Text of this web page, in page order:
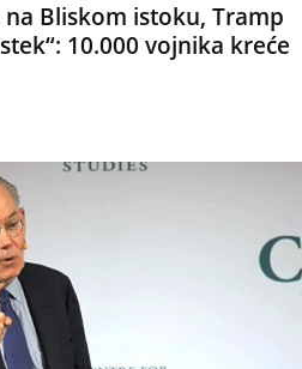
na Bliskom istoku, Tramp
10.000 vojnika kreće